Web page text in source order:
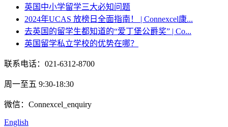
英国中小学留学三大必知问题
2024年UCAS 放榜日全面指南！ | Connexcel康...
去英国的留学生都知道的“爱丁堡公爵奖” | Co...
英国留学私立学校的优势在哪？
联系电话：021-6312-8700
周一至五 9:30-18:30
微信：Connexcel_enquiry
English